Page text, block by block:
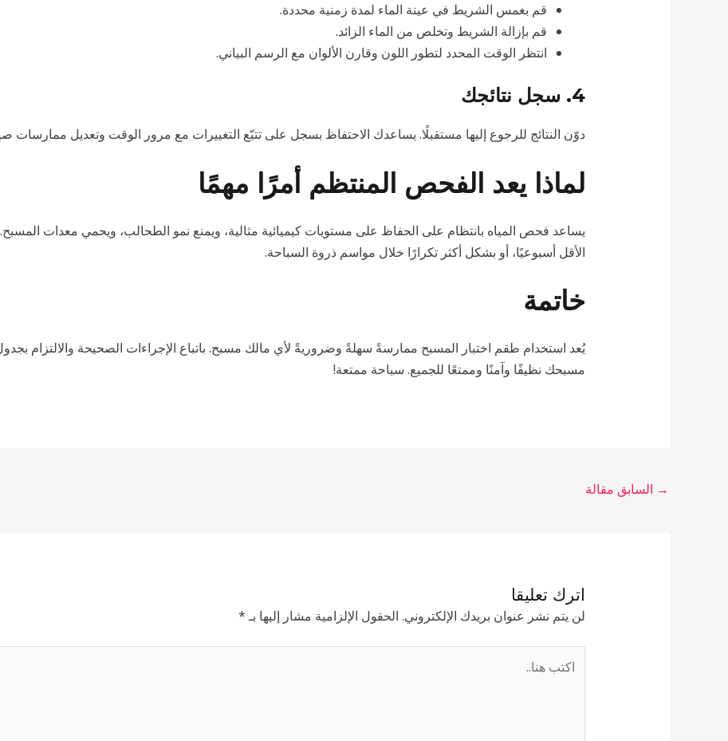
قم بغمس الشريط في عينة الماء لمدة زمنية محددة.
قم بإزالة الشريط وتخلص من الماء الزائد.
انتظر الوقت المحدد لتطور اللون وقارن الألوان مع الرسم البياني.
4. سجل نتائجك
دوّن النتائج للرجوع إليها مستقبلًا. يساعدك الاحتفاظ بسجل على تتبّع التغييرات مع مرور الوقت وتعديل ممارسات
لماذا يعد الفحص المنتظم أمرًا مهمًا
يساعد فحص المياه بانتظام على الحفاظ على مستويات كيميائية مثالية، ويمنع نمو الطحالب، ويحمي معدات
الأقل أسبوعيًا، أو بشكل أكثر تكرارًا خلال مواسم ذروة السباحة.
خاتمة
يُعد استخدام طقم اختبار المسبح ممارسةً سهلةً وضروريةً لأي مالك مسبح. باتباع الإجراءات الصحيحة والالتزام
مسبحك نظيفًا وآمنًا وممتعًا للجميع. سباحة ممتعة!
→ السابق مقالة
اترك تعليقا
لن يتم نشر عنوان بريدك الإلكتروني. الحقول الإلزامية مشار إليها بـ*
هنا..